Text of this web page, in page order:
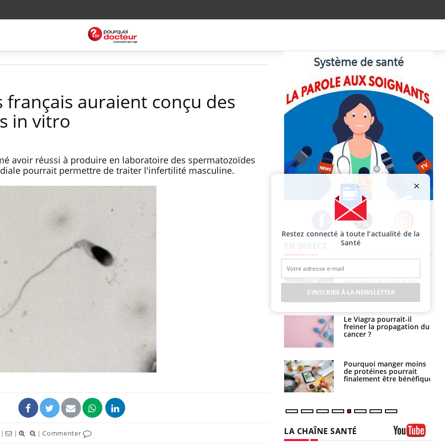
français auraient conçu des
in vitro
avoir réussi à produire en laboratoire des spermatozoïdes
pourrait permettre de traiter l'infertilité masculine.
| | |Commenter
Facebook Twitter Instagram
West Nile : que se passe-
change dans la prise en
pourquoi le risque de
noyade grimpe-t-il ?
Le Viagra pourrait-il
freiner la propagation du
cancer ?
Pourquoi manger moins
de protéines pourrait
finalement être bénéfique
LA CHAÎNE SANTÉ
Restez connecté à toute l’actualité de la
Santé
S'INSCRIRE À LA NEWSLETTER